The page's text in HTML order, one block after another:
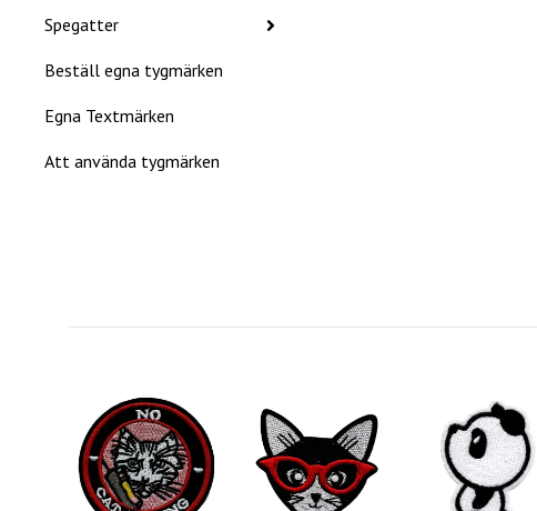
Spegatter
Beställ egna tygmärken
Egna Textmärken
Att använda tygmärken